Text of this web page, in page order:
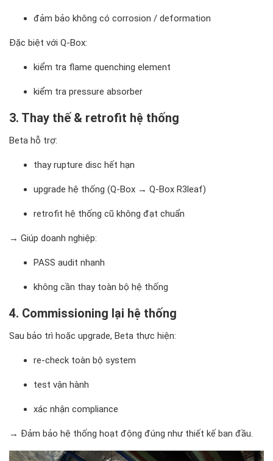
đảm bảo không có corrosion / deformation
Đặc biệt với Q-Box:
kiểm tra flame quenching element
kiểm tra pressure absorber
3. Thay thế & retrofit hệ thống
Beta hỗ trợ:
thay rupture disc hết hạn
upgrade hệ thống (Q-Box → Q-Box R3leaf)
retrofit hệ thống cũ không đạt chuẩn
→ Giúp doanh nghiệp:
PASS audit nhanh
không cần thay toàn bộ hệ thống
4. Commissioning lại hệ thống
Sau bảo trì hoặc upgrade, Beta thực hiện:
re-check toàn bộ system
test vận hành
xác nhận compliance
→ Đảm bảo hệ thống hoạt động đúng như thiết kế ban đầu.